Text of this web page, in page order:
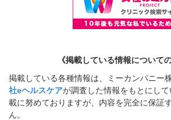
《掲載している情報について
掲載している各種情報は、ミーカンパニー
社eヘルスケアが調査した情報をもとにし
載に努めておりますが、内容を完全に保証
ん。